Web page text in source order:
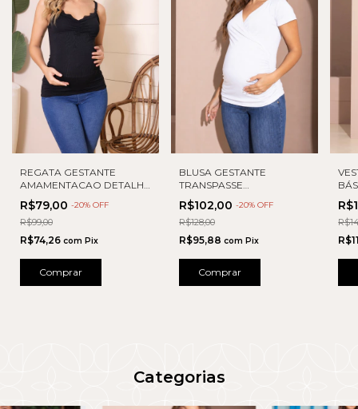
REGATA GESTANTE
AMAMENTACAO DETALHE
RENDA
R$79,00 -20% OFF
R$99,00
R$74,26 com Pix
Comprar
BLUSA GESTANTE
TRANSPASSE
AMAMENTAÇÃO
R$102,00-20% OFF
R$128,00
R$95,88com Pix
Comprar
Categorias